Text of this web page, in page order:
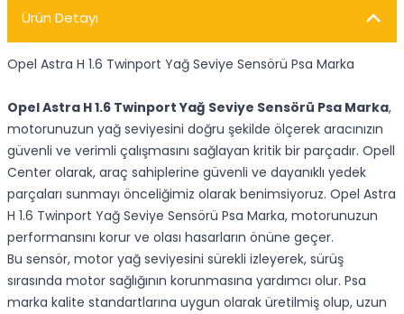
Ürün Detayı
Opel Astra H 1.6 Twinport Yağ Seviye Sensörü Psa Marka
Opel Astra H 1.6 Twinport Yağ Seviye Sensörü Psa Marka,
motorunuzun yağ seviyesini doğru şekilde ölçerek aracınızın
güvenli ve verimli çalışmasını sağlayan kritik bir parçadır. Opell
Center olarak, araç sahiplerine güvenli ve dayanıklı yedek
parçaları sunmayı önceliğimiz olarak benimsiyoruz. Opel Astra
H 1.6 Twinport Yağ Seviye Sensörü Psa Marka, motorunuzun
performansını korur ve olası hasarların önüne geçer.
Bu sensör, motor yağ seviyesini sürekli izleyerek, sürüş
sırasında motor sağlığının korunmasına yardımcı olur. Psa
marka kalite standartlarına uygun olarak üretilmiş olup, uzun